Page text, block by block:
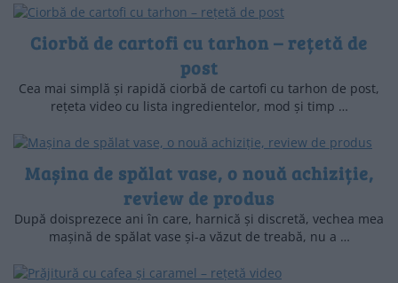
Ciorbă de cartofi cu tarhon – rețetă de
post
Cea mai simplă și rapidă ciorbă de cartofi cu tarhon de post,
rețeta video cu lista ingredientelor, mod și timp …
Mașina de spălat vase, o nouă achiziție,
review de produs
După doisprezece ani în care, harnică și discretă, vechea mea
mașină de spălat vase și-a văzut de treabă, nu a …